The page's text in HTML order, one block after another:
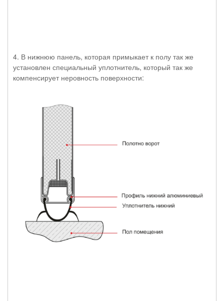
4. В нижнюю панель, которая примыкает к полу так же
установлен специальный уплотнитель, который так же
компенсирует неровность поверхности: